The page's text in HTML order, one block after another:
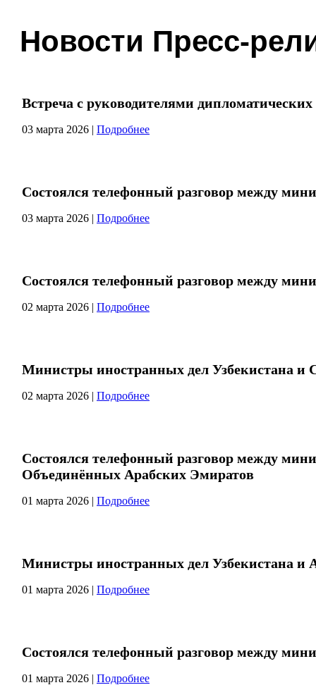
Новости Пресс-
Встреча с руководителями
03 марта 2026 | Подробнее
Состоялся телефонный разговор между
03 марта 2026 | Подробнее
Состоялся телефонный разговор между
02 марта 2026 | Подробнее
Министры иностранных дел Узбекистана и
02 марта 2026 | Подробнее
Состоялся телефонный разговор между
Объединённых Арабских Эмиратов
01 марта 2026 | Подробнее
Министры иностранных дел Узбекистана и
01 марта 2026 | Подробнее
Состоялся телефонный разговор между
01 марта 2026 | Подробнее